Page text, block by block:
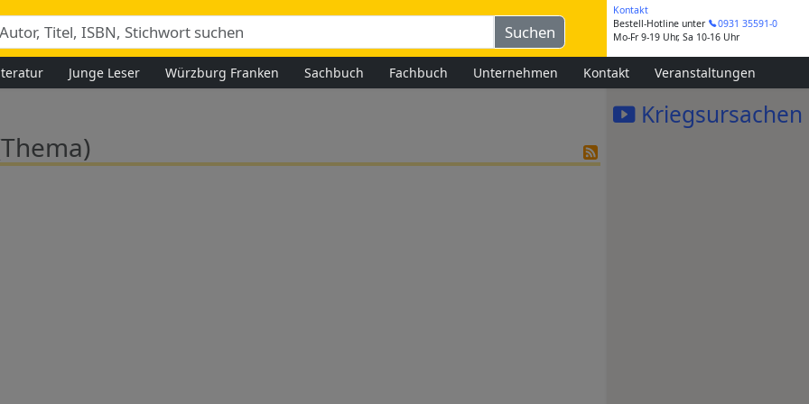
Kontakt
Bestell-Hotline unter
0931 35591-0
Mo-Fr 9-19 Uhr, Sa 10-16 Uhr
Junge Leser Würzburg Franken Sachbuch Fachbuch Unternehmen Kontakt Veranstaltungen
Kriegsursachen